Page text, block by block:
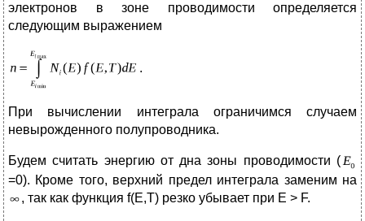
электронов в зоне проводимости определяется
следующим выражением
.
При вычислении интеграла ограничимся случаем
невырожденного полупроводника.
Будем считать энергию от дна зоны проводимости (
=0). Кроме того, верхний предел интеграла заменим на
, так как функция f(E,T) резко убывает при E > F.